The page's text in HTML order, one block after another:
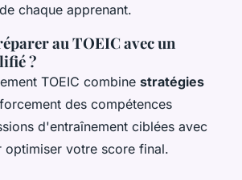
chaque apprenant.
au TOEIC avec un
?
TOEIC combine stratégies
des compétences
d'entraînement ciblées avec
optimiser votre score final.